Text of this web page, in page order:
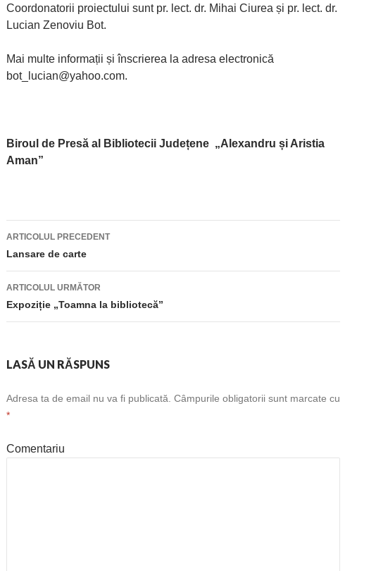
Coordonatorii proiectului sunt pr. lect. dr. Mihai Ciurea și pr. lect. dr.
Lucian Zenoviu Bot.
Mai multe informații și înscrierea la adresa electronică
bot_lucian@yahoo.com.
Biroul de Presă al
Bibliotecii Județene „Alexandru și Aristia
Aman”
Navigare
articole
ARTICOLUL PRECEDENT
Lansare de carte
ARTICOLUL URMĂTOR
Expoziție „Toamna la bibliotecă”
LASĂ UN RĂSPUNS
Adresa ta de email nu va fi publicată. Câmpurile obligatorii sunt marcate cu
*
Comentariu